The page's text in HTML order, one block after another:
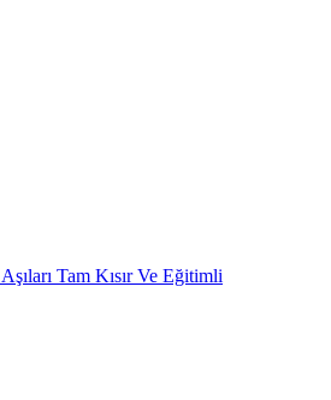
Tam Kısır Ve Eğitimli